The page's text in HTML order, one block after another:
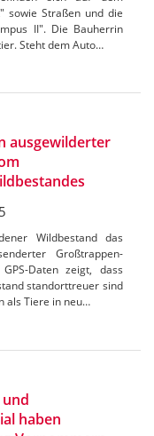
sowie Straßen und die
II". Die Bauherrin
Steht dem Auto…
ausgewilderter
Wildbestand das
Großtrappen-
Daten zeigt, dass
standorttreuer sind
als Tiere in neu…
haben